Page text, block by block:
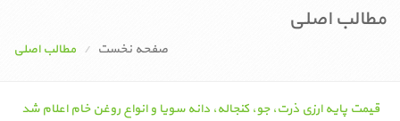
مطالب اصلی
صفحه نخست مطالب اصلی
قیمت پایه ارزی ذرت، جو، کنجاله، دانه سویا و انواع روغن خام اعلام شد